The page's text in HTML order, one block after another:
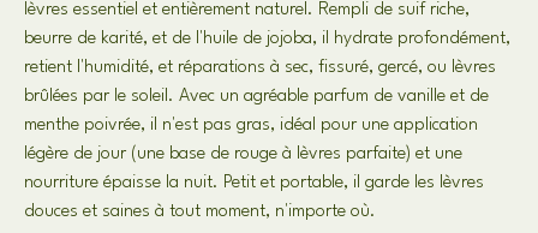
lèvres essentiel et entièrement naturel. Rempli de suif riche,
beurre de karité, et de l'huile de jojoba, il hydrate profondément,
retient l'humidité, et réparations à sec, fissuré, gercé, ou lèvres
brûlées par le soleil. Avec un agréable parfum de vanille et de
menthe poivrée, il n'est pas gras, idéal pour une application
légère de jour (une base de rouge à lèvres parfaite) et une
nourriture épaisse la nuit. Petit et portable, il garde les lèvres
douces et saines à tout moment, n'importe où.